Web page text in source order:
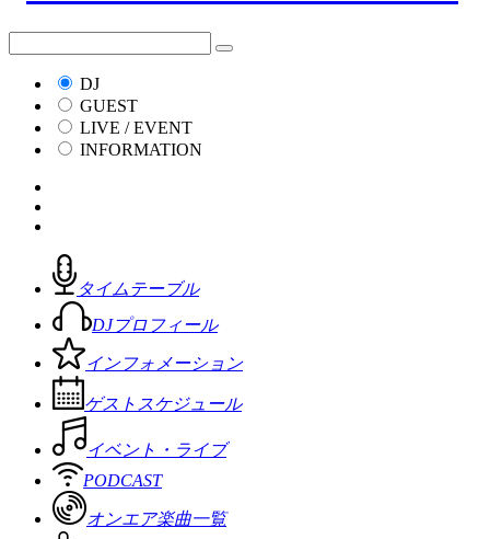
DJ
GUEST
LIVE / EVENT
INFORMATION
タイムテーブル
DJプロフィール
インフォメーション
ゲストスケジュール
イベント・ライブ
PODCAST
オンエア楽曲一覧